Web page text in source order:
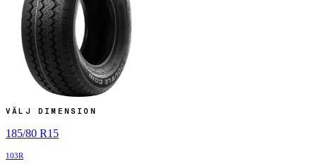
VÄLJ DIMENSION
185/80 R15
103R